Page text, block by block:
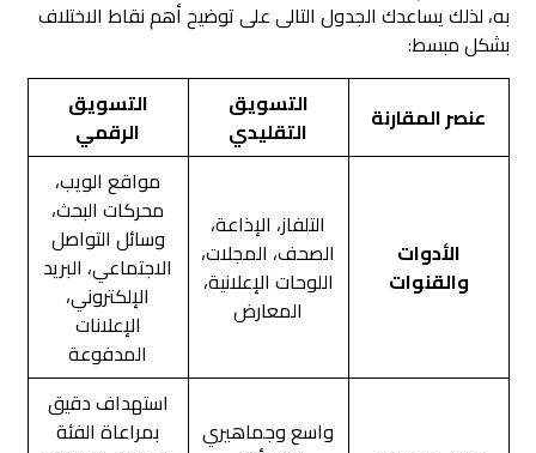
به، لذلك يساعدك الجدول التالى على توضيح أهم نقاط الاختلاف
بشكل مبسط:
عنصر المقارنة
التسويق
التقليدي
التسويق
الرقمي
الأدوات
والقنوات
التلفاز، الإذاعة،
الصحف، المجلات،
اللوحات الإعلانية،
المعارض
مواقع الويب،
محركات البحث،
وسائل التواصل
الاجتماعي، البريد
الإلكتروني،
الإعلانات
المدفوعة
واسع وجماهيري
استهداف دقيق
بمراعاة الفئة